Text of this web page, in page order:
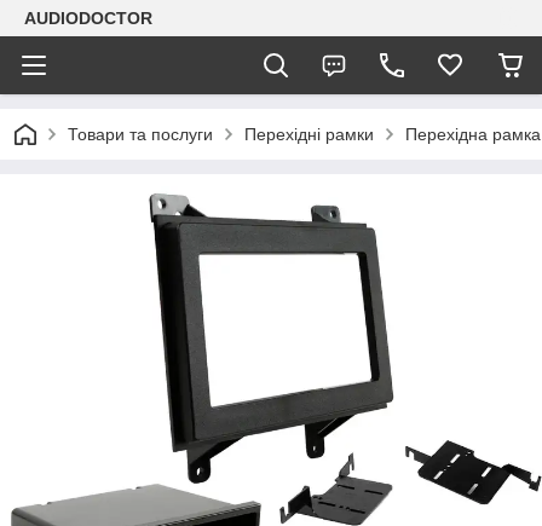
AUDIODOCTOR
Товари та послуги Перехідні рамки Перехідна